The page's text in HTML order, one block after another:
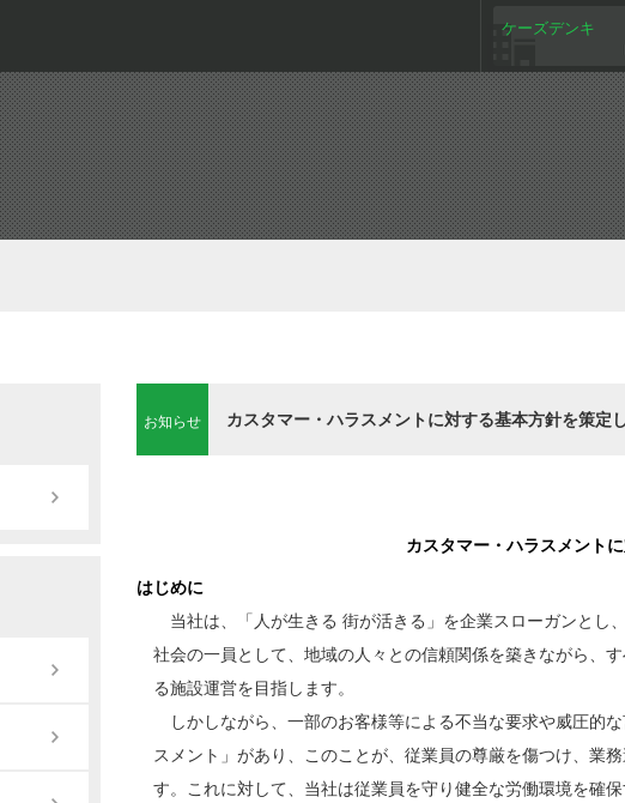
ケーズデンキ
お知らせ カスタマー・ハラスメントに対する基本方針を策定
カスタマー・ハラスメント
はじめに
当社は、「人が生きる 街が活きる」を企業スローガンとし
社会の一員として、地域の人々との信頼関係を築きながら、
る施設運営を目指します。
しかしながら、一部のお客様等による不当な要求や威圧的な
スメント」があり、このことが、従業員の尊厳を傷つけ、業
す。これに対して、当社は従業員を守り健全な労働環境を確